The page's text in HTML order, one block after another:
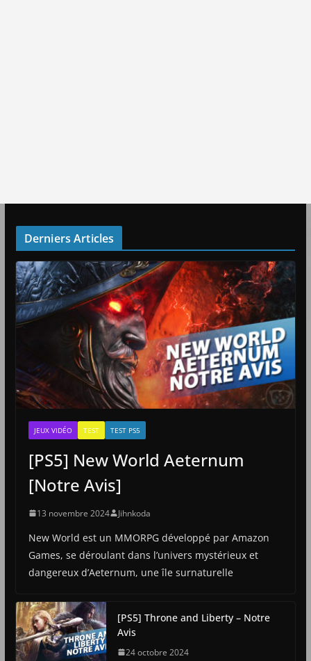
Derniers Articles
JEUX VIDÉO TEST TEST PS5
[PS5] New World Aeternum
[Notre Avis]
13 novembre 2024 Jihnkoda
New World est un MMORPG développé par Amazon
Games, se déroulant dans l’univers mystérieux et
dangereux d’Aeternum, une île surnaturelle
[PS5] Throne and Liberty – Notre
Avis
24 octobre 2024